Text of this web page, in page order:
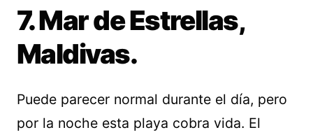
7. Mar de Estrellas,
Maldivas.
Puede parecer normal durante el día, pero
por la noche esta playa cobra vida. El